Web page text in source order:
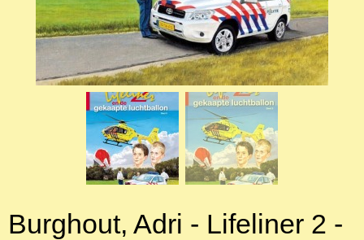
Burghout, Adri - Lifeliner 2 -